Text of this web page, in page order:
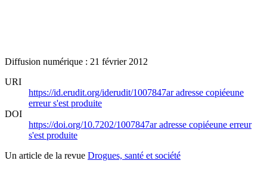
Diffusion numérique : 21 février 2012
URI
https://id.erudit.org/iderudit/1007847aradresse copiéeune
erreur s'est produite
DOI
https://doi.org/10.7202/1007847aradresse copiéeune erreur
s'est produite
Un article de la revue Drogues, santé et société